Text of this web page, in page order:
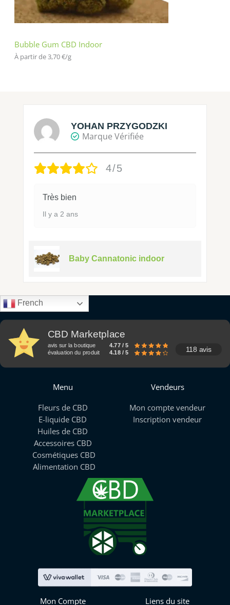
Bubble Gum CBD Indoor
À partir de 3,70€/g
YOHAN PRZYGODZKI
Marque Vérifiée
4/5
Très bien
Il y a 2 ans
Baby Cannatonic indoor
French
CBD Marketplace
avis sur la boutique
4.77 / 5
évaluation du produit
4.18 / 5 118 avis
Menu
Fleurs de CBD
E-liquide CBD
Huiles de CBD
Accessoires CBD
Cosmétiques CBD
Alimentation CBD
Vendeurs
Mon compte vendeur
Inscription vendeur
Mon Compte Liens du site